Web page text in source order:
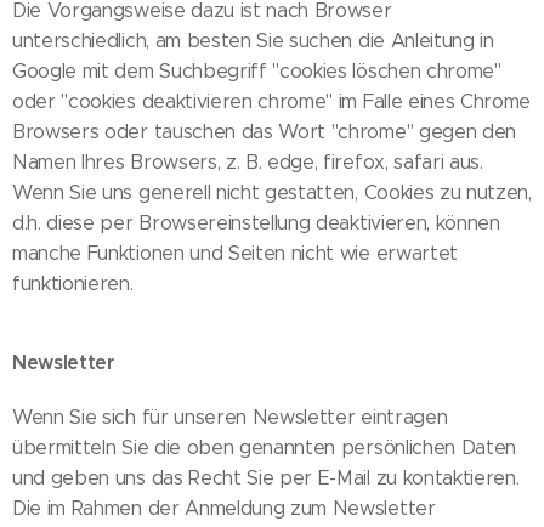
Die Vorgangsweise dazu ist nach Browser
unterschiedlich, am besten Sie suchen die Anleitung in
Google mit dem Suchbegriff "cookies löschen chrome"
oder "cookies deaktivieren chrome" im Falle eines Chrome
Browsers oder tauschen das Wort "chrome" gegen den
Namen Ihres Browsers, z. B. edge, firefox, safari aus.
Wenn Sie uns generell nicht gestatten, Cookies zu nutzen,
d.h. diese per Browsereinstellung deaktivieren, können
manche Funktionen und Seiten nicht wie erwartet
funktionieren.
Newsletter
Wenn Sie sich für unseren Newsletter eintragen
übermitteln Sie die oben genannten persönlichen Daten
und geben uns das Recht Sie per E-Mail zu kontaktieren.
Die im Rahmen der Anmeldung zum Newsletter